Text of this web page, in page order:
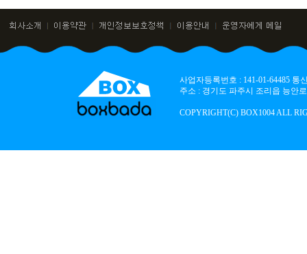
사업자등록번호 : 141-01-64485
주소 : 경기도 파주시 조리읍 능안
COPYRIGHT(C) BOX1004 ALL